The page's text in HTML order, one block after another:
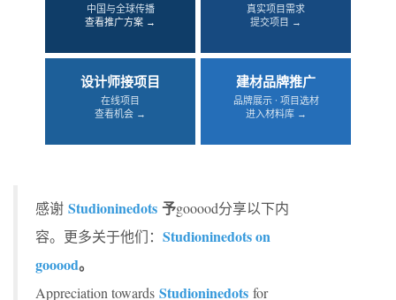
中国与全球传播
查看推广方案 →
真实项目需求
提交项目 →
设计师接项目
在线项目
查看机会 →
建材品牌推广
品牌展示 · 项目选材
进入材料库 →
感谢 Studioninedots 予gooood分享以下内
容。更多关于他们： Studioninedots on
gooood。
Appreciation towards Studioninedots for